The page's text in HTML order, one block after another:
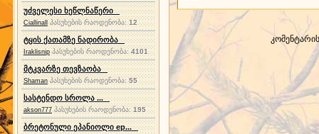
უძველესი ხეწლნაწერი
Ciallinall პასუხების რაოდენობა:12
ტყის ქათამზე ნადირობა
Iraklisnip პასუხების რაოდენობა: 4101
მტკვარზე თევზაობა
Shaman პასუხების რაოდენობა:55
სასტენდო სროლა ...
akson777 პასუხების რაოდენობა:195
ბრეტონული ეპანიოლი ep...